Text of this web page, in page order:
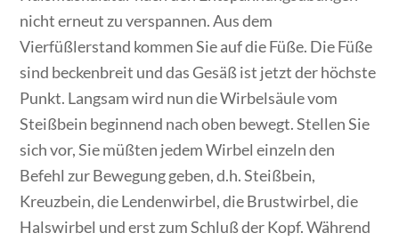
nicht erneut zu verspannen. Aus dem
Vierfüßlerstand kommen Sie auf die Füße. Die Füße
sind beckenbreit und das Gesäß ist jetzt der höchste
Punkt. Langsam wird nun die Wirbelsäule vom
Steißbein beginnend nach oben bewegt. Stellen Sie
sich vor, Sie müßten jedem Wirbel einzeln den
Befehl zur Bewegung geben, d.h. Steißbein,
Kreuzbein, die Lendenwirbel, die Brustwirbel, die
Halswirbel und erst zum Schluß der Kopf. Während